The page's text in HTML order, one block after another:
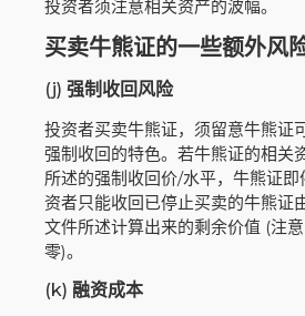
投资者须注意相关资产的波幅。
买卖牛熊证的一些额外风
(j) 强制收回风险
投资者买卖牛熊证，须留意牛熊证
强制收回的特色。若牛熊证的相关
所述的强制收回价/水平，牛熊证
资者只能收回已停止买卖的牛熊证
文件所述计算出来的剩余价值 (注
零)。
(k) 融资成本